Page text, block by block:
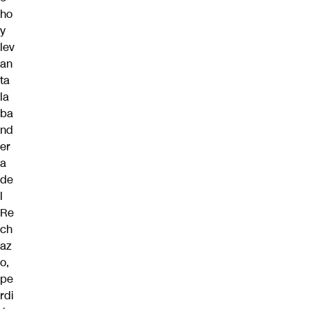
ho
y
lev
an
ta
la
ba
nd
er
a
de
l
Re
ch
az
o,
pe
rdi